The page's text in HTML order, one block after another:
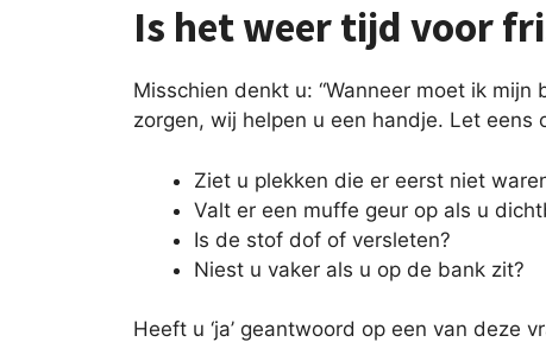
Is het weer tijd voor
Misschien denkt u: “Wanneer moet ik mijn
zorgen, wij helpen u een handje. Let eens
Ziet u plekken die er eerst niet
Valt er een muffe geur op als u
Is de stof dof of versleten?
Niest u vaker als u op de bank zit?
Heeft u ‘ja’ geantwoord op een van deze